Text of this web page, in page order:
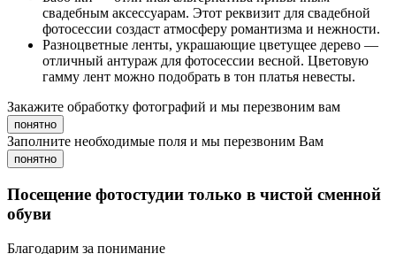
свадебным аксессуарам. Этот реквизит для свадебной
фотосессии создаст атмосферу романтизма и нежности.
Разноцветные ленты, украшающие цветущее дерево —
отличный антураж для фотосессии весной. Цветовую
гамму лент можно подобрать в тон платья невесты.
Закажите обработку фотографий и мы перезвоним вам
понятно
Заполните необходимые поля и мы перезвоним Вам
понятно
Посещение фотостудии только в чистой сменной
обуви
Благодарим за понимание